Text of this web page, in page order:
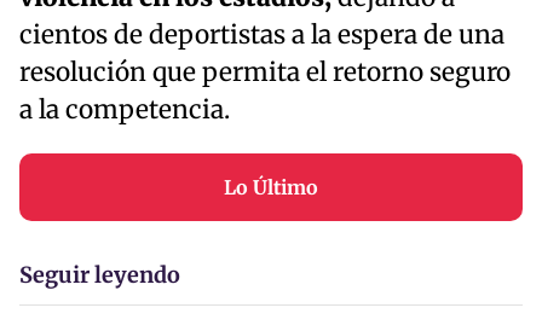
cientos de deportistas a la espera de una
resolución que permita el retorno seguro
a la competencia.
Lo Último
Seguir leyendo